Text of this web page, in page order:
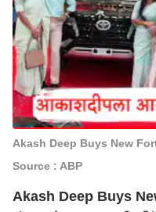
Akash Deep Buys New
Source : ABP
Akash Deep Buys